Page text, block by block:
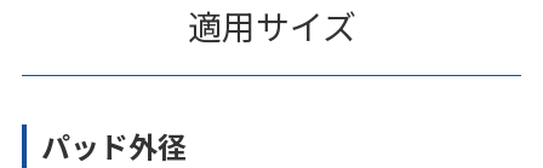
適用サイズ
パッド外径